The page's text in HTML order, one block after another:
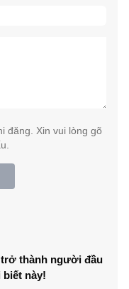
đăng. Xin vui lòng gõ
trở thành người đầu
biết này!